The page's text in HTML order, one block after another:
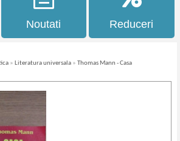
Noutati Reduceri
» Literatura universala »Thomas Mann - Casa